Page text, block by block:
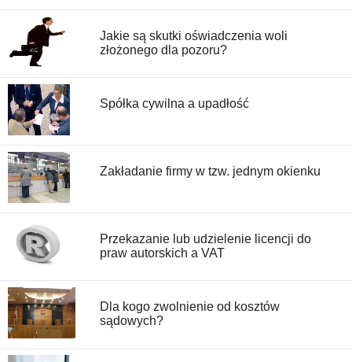
Jakie są skutki oświadczenia woli
złożonego dla pozoru?
Spółka cywilna a upadłość
Zakładanie firmy w tzw. jednym okienku
Przekazanie lub udzielenie licencji do
praw autorskich a VAT
Dla kogo zwolnienie od kosztów
sądowych?